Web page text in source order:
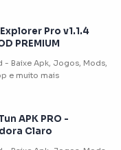
Explorer Pro v1.1.4
PREMIUM
APK PRO -
Claro